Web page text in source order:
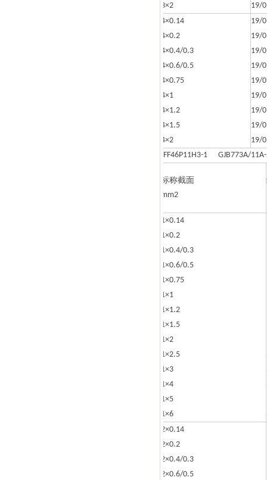
3×2
19/
4×0.14
4×0.2
4×0.4/0.3
4×0.6/0.5
4×0.75
4×1
4×1.2
4×1.5
4×2
19/
19/
19/
19/
19/
19/
19/
19/
19/
FF46P11H3-1 GJB773A/
标称截面
mm2
1×0.14
1×0.2
1×0.4/0.3
1×0.6/0.5
1×0.75
1×1
1×1.2
1×1.5
1×2
1×2.5
1×3
1×4
1×5
1×6
2×0.14
2×0.2
2×0.4/0.3
2×0.6/0.5